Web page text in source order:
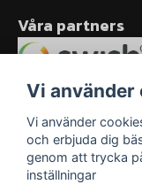
Våra partners
Vi använder
Vi använder
och erbjuda dig
genom att trycka
inställningar